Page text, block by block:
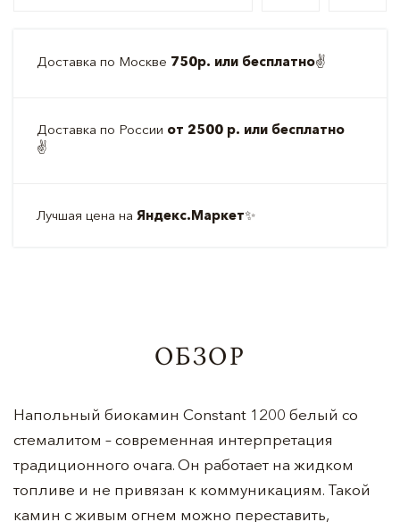
Доставка по Москве 750р. или бесплатно✌️
Доставка по России от 2500 р. или бесплатно
✌️
Лучшая цена на Яндекс.Маркет✨
ОБЗОР
Напольный биокамин Constant 1200 белый со
стемалитом – современная интерпретация
традиционного очага. Он работает на жидком
топливе и не привязан к коммуникациям. Такой
камин с живым огнем можно переставить,